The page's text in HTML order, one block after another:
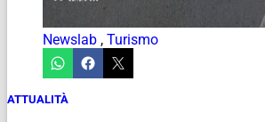
Newslab , Turismo
ATTUALITÀ